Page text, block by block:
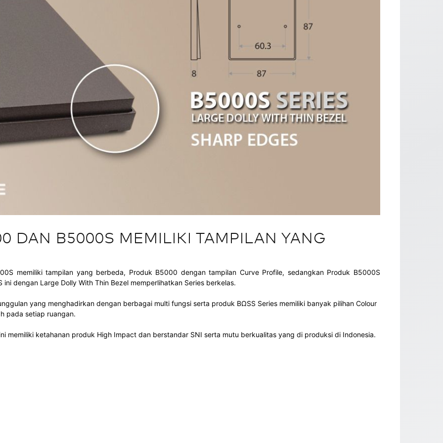
DAN B5000S MEMILIKI TAMPILAN YANG
memiliki tampilan yang berbeda, Produk B5000 dengan tampilan Curve Profile, sedangkan Produk B5000S
dengan Large Dolly With Thin Bezel memperlihatkan Series berkelas.
yang menghadirkan dengan berbagai multi fungsi serta produk BΩSS Series memiliki banyak pilihan Colour
pada setiap ruangan.
memiliki ketahanan produk High Impact dan berstandar SNI serta mutu berkualitas yang di produksi di Indonesia.